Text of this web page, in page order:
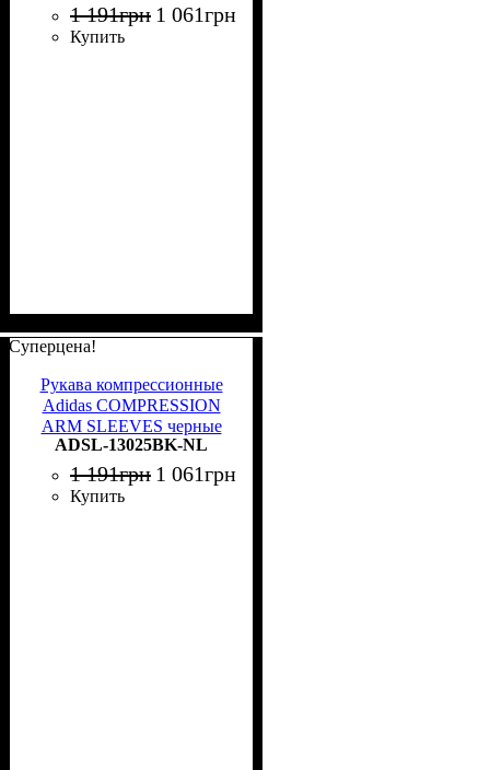
1 191грн 1 061грн
Купить
Суперцена!
Рукава компрессионные
Adidas COMPRESSION
ARM SLEEVES черные
L/XL ADSL-13025BK-NL
ADSL-13025BK-NL
1 191грн 1 061грн
Купить